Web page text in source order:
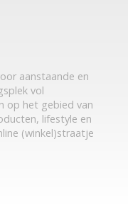
aanstaande en
vol
op het gebied van
lifestyle en
(winkel)straatje